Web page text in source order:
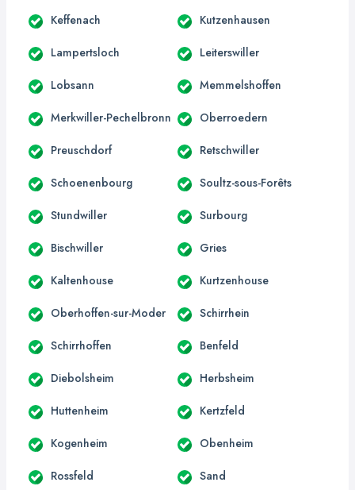
Keffenach Kutzenhausen
Lampertsloch Leiterswiller
Lobsann Memmelshoffen
Merkwiller-Pechelbronn Oberroedern
Preuschdorf Retschwiller
Schoenenbourg Soultz-sous-Forêts
Stundwiller Surbourg
Bischwiller Gries
Kaltenhouse Kurtzenhouse
Oberhoffen-sur-Moder Schirrhein
Schirrhoffen Benfeld
Diebolsheim Herbsheim
Huttenheim Kertzfeld
Kogenheim Obenheim
Rossfeld Sand